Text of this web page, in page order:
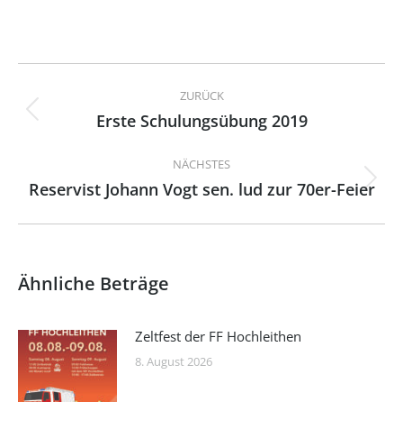
Kommentarnavigation
ZURÜCK
Vorheriger
Erste Schulungsübung 2019
NÄCHSTES
Nächster
Reservist Johann Vogt sen. lud zur 70er-Feier
Ähnliche Beträge
Zeltfest der FF Hochleithen
8. August 2026